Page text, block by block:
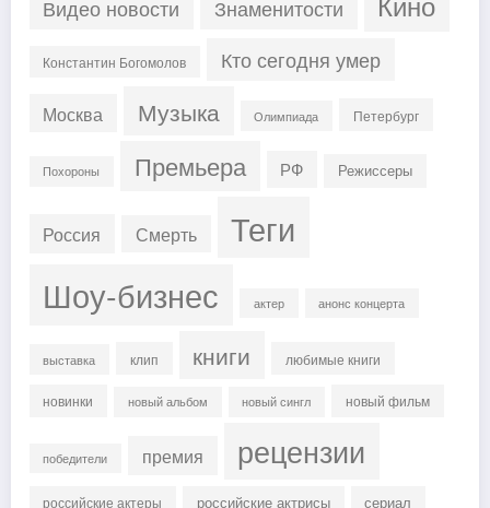
Видео новости Знаменитости
Константин Богомолов Кто сегодня умер
Москва Музыка Олимпиада Петербург
Похороны Премьера РФ Режиссеры
Россия Смерть Теги
Шоу-бизнес актер анонс концерта
выставка клип книги любимые книги
новинки новый альбом новый сингл новый фильм
победители премия рецензии
российские актеры российские актрисы сериал